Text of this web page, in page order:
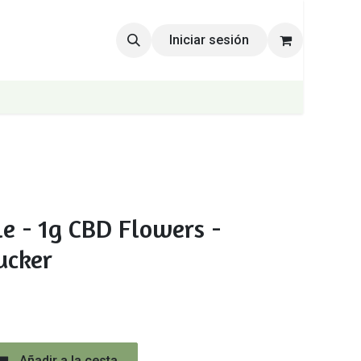
Iniciar sesión
- 1g CBD Flowers -